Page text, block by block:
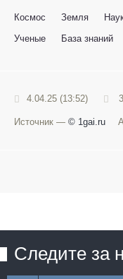
Космос Земля
Ученые
База знаний
4.04.25 (13:52)
Источник — © 1gai.ru
Следите за